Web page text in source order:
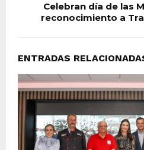
Celebran día de las
reconocimiento a
ENTRADAS